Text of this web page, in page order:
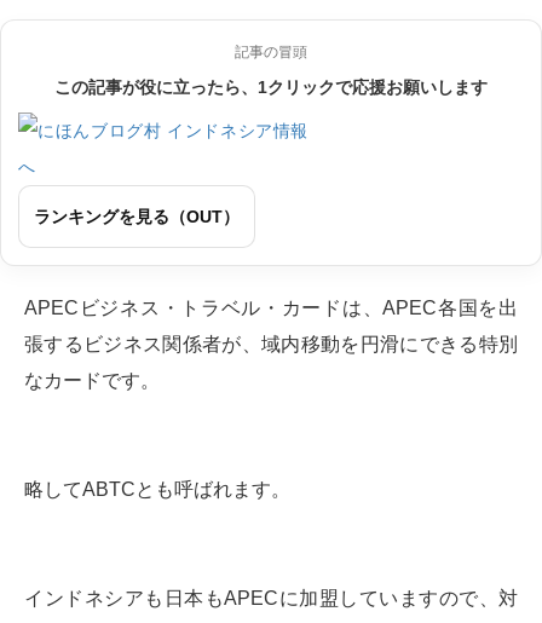
記事の冒頭
この記事が役に立ったら、1クリックで応援お願いします
ランキングを見る（OUT）
APECビジネス・トラベル・カードは、APEC各国を出
張するビジネス関係者が、域内移動を円滑にできる特別
なカードです。
略してABTCとも呼ばれます。
インドネシアも日本もAPECに加盟していますので、対